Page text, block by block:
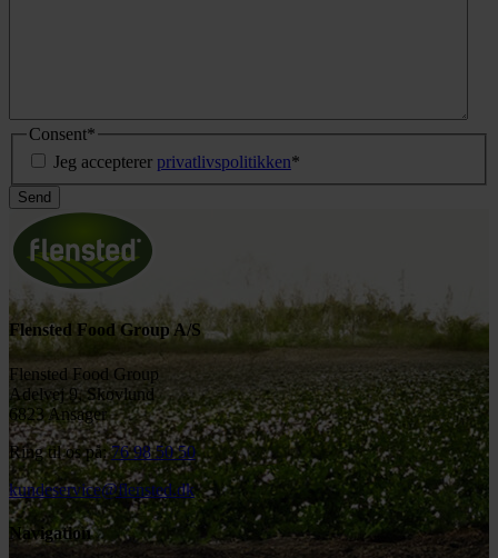
Consent*
Jeg accepterer privatlivspolitikken*
Flensted Food Group A/S
Flensted Food Group
Adelvej 9, Skovlund
6823 Ansager
Ring til os på:76 98 50 50
kundeservice@flensted.dk
Navigation